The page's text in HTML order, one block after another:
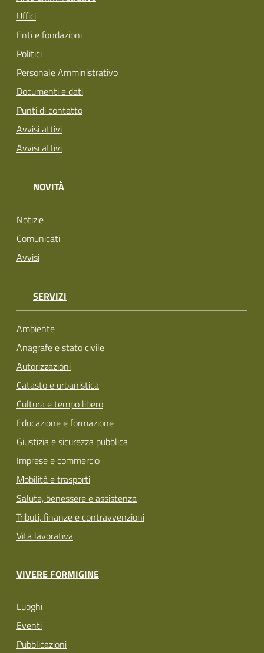
Uffici
Enti e fondazioni
Politici
Personale Amministrativo
Documenti e dati
Punti di contatto
Avvisi attivi
Avvisi attivi
NOVITÀ
Notizie
Comunicati
Avvisi
SERVIZI
Ambiente
Anagrafe e stato civile
Autorizzazioni
Catasto e urbanistica
Cultura e tempo libero
Educazione e formazione
Giustizia e sicurezza pubblica
Imprese e commercio
Mobilità e trasporti
Salute, benessere e assistenza
Tributi, finanze e contravvenzioni
Vita lavorativa
VIVERE FORMIGINE
Luoghi
Eventi
Pubblicazioni